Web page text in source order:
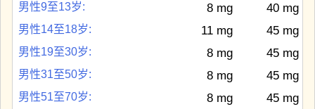
男性9至13岁: 8 mg 40 mg
男性14至18岁: 11 mg 45 mg
男性19至30岁: 8 mg 45 mg
男性31至50岁: 8 mg 45 mg
男性51至70岁: 8 mg 45 mg